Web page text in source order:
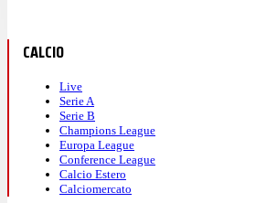
CALCIO
Live
Serie A
Serie B
Champions League
Europa League
Conference League
Calcio Estero
Calciomercato